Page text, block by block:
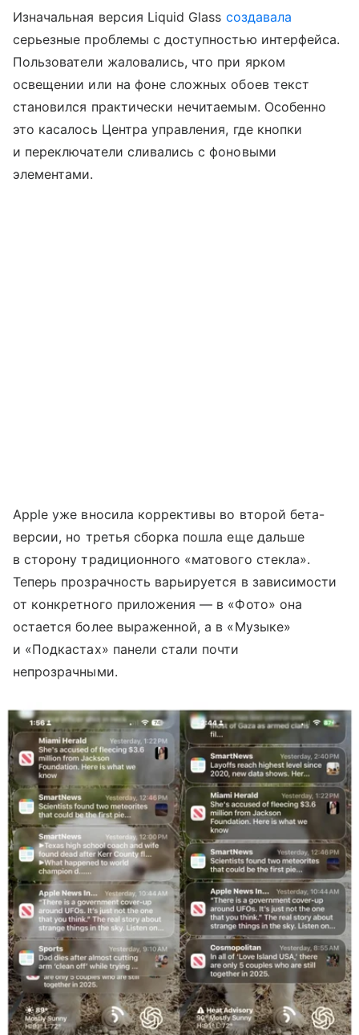
Изначальная версия Liquid Glass создавала
серьезные проблемы с доступностью интерфейса.
Пользователи жаловались, что при ярком
освещении или на фоне сложных обоев текст
становился практически нечитаемым. Особенно
это касалось Центра управления, где кнопки
и переключатели сливались с фоновыми
элементами.
Apple уже вносила коррективы во второй бета-
версии, но третья сборка пошла еще дальше
в сторону традиционного «матового стекла».
Теперь прозрачность варьируется в зависимости
от конкретного приложения — в «Фото» она
остается более выраженной, а в «Музыке»
и «Подкастах» панели стали почти
непрозрачными.